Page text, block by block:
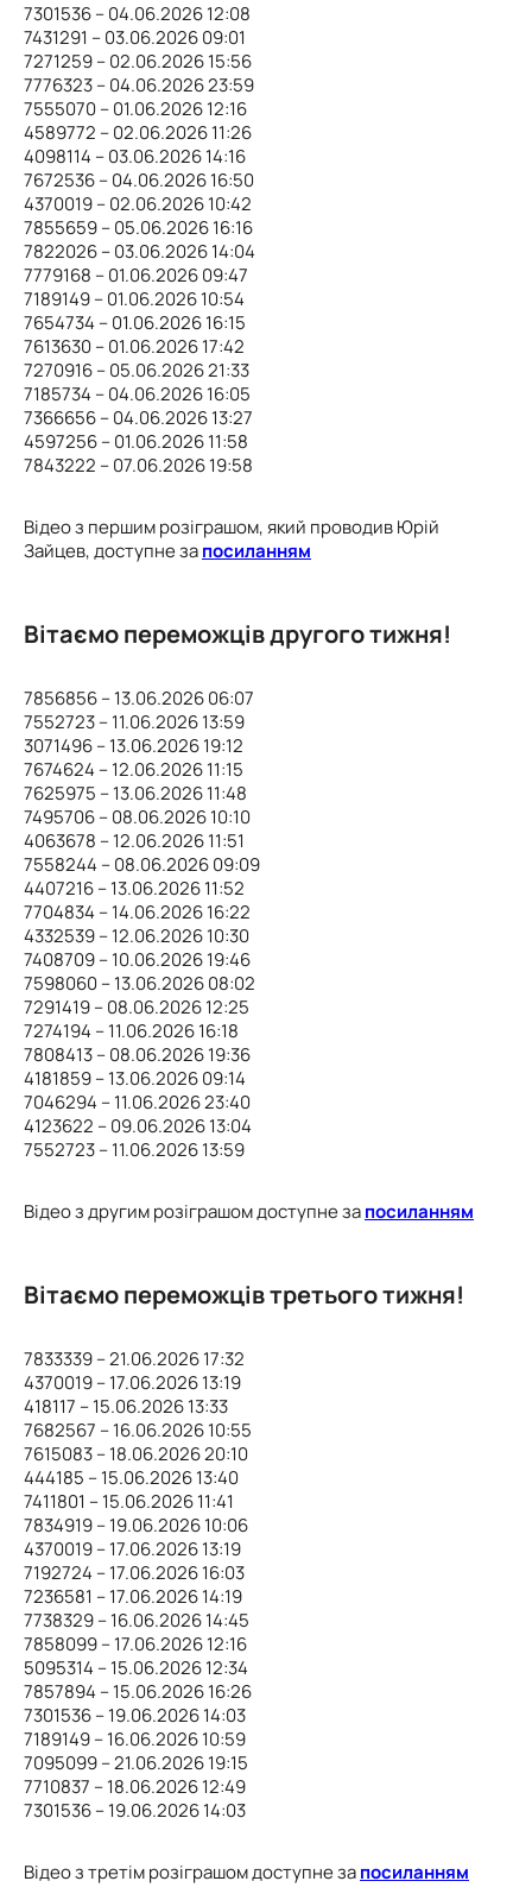
7301536 – 04.06.2026 12:08
7431291 – 03.06.2026 09:01
7271259 – 02.06.2026 15:56
7776323 – 04.06.2026 23:59
7555070 – 01.06.2026 12:16
4589772 – 02.06.2026 11:26
4098114 – 03.06.2026 14:16
7672536 – 04.06.2026 16:50
4370019 – 02.06.2026 10:42
7855659 – 05.06.2026 16:16
7822026 – 03.06.2026 14:04
7779168 – 01.06.2026 09:47
7189149 – 01.06.2026 10:54
7654734 – 01.06.2026 16:15
7613630 – 01.06.2026 17:42
7270916 – 05.06.2026 21:33
7185734 – 04.06.2026 16:05
7366656 – 04.06.2026 13:27
4597256 – 01.06.2026 11:58
7843222 – 07.06.2026 19:58
Відео з першим розіграшом, який проводив Юрій
Зайцев, доступне запосиланням
Вітаємо переможців другого тижня!
7856856 – 13.06.2026 06:07
7552723 – 11.06.2026 13:59
3071496 – 13.06.2026 19:12
7674624 – 12.06.2026 11:15
7625975 – 13.06.2026 11:48
7495706 – 08.06.2026 10:10
4063678 – 12.06.2026 11:51
7558244 – 08.06.2026 09:09
4407216 – 13.06.2026 11:52
7704834 – 14.06.2026 16:22
4332539 – 12.06.2026 10:30
7408709 – 10.06.2026 19:46
7598060 – 13.06.2026 08:02
7291419 – 08.06.2026 12:25
7274194 – 11.06.2026 16:18
7808413 – 08.06.2026 19:36
4181859 – 13.06.2026 09:14
7046294 – 11.06.2026 23:40
4123622 – 09.06.2026 13:04
7552723 – 11.06.2026 13:59
Відео з другим розіграшом доступне запосиланням
Вітаємо переможців третього тижня!
7833339 – 21.06.2026 17:32
4370019 – 17.06.2026 13:19
418117 – 15.06.2026 13:33
7682567 – 16.06.2026 10:55
7615083 – 18.06.2026 20:10
444185 – 15.06.2026 13:40
7411801 – 15.06.2026 11:41
7834919 – 19.06.2026 10:06
4370019 – 17.06.2026 13:19
7192724 – 17.06.2026 16:03
7236581 – 17.06.2026 14:19
7738329 – 16.06.2026 14:45
7858099 – 17.06.2026 12:16
5095314 – 15.06.2026 12:34
7857894 – 15.06.2026 16:26
7301536 – 19.06.2026 14:03
7189149 – 16.06.2026 10:59
7095099 – 21.06.2026 19:15
7710837 – 18.06.2026 12:49
7301536 – 19.06.2026 14:03
Відео з третім розіграшом доступне запосиланням